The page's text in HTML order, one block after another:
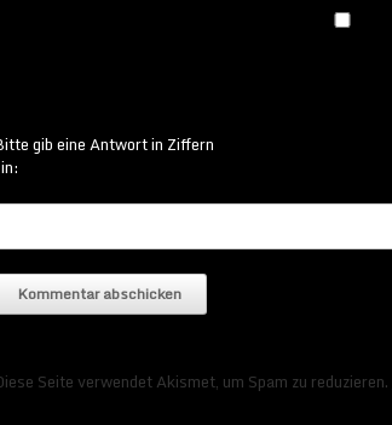
gib eine Antwort in Ziffern
Seite verwendet Akismet, um Spam zu reduzieren.